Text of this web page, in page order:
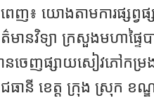
ពេញ៖ យោងតាមការផ្សព្វ
មានវិទ្យា ក្រសួងមហាផ្ទៃ
នចេញផ្សាយ​សៀវភៅ​កម្
ជធានី​ ខេត្ត​ ក្រុង​ ស្រុក​ ខ